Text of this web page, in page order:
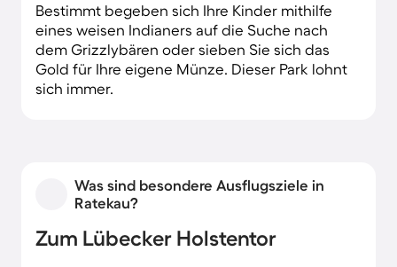
Bestimmt begeben sich Ihre Kinder mithilfe
eines weisen Indianers auf die Suche nach
dem Grizzlybären oder sieben Sie sich das
Gold für Ihre eigene Münze. Dieser Park lohnt
sich immer.
Was sind besondere Ausflugsziele in
Ratekau?
Zum Lübecker Holstentor